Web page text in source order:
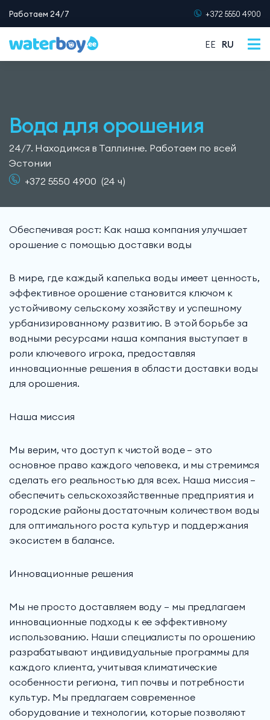
Работаем 24/7 +372 5550 4900
EE RU
Вода для орошения
24/7. Находимся в Таллинне. Работаем по всей
Эстонии
+372 5550 4900 (24 ч)
Обеспечивая рост: Как наша компания улучшает
орошение с помощью доставки воды
В мире, где каждый капелька воды имеет ценность,
эффективное орошение становится ключом к
устойчивому сельскому хозяйству и успешному
урбанизированному развитию. В этой борьбе за
водными ресурсами наша компания выступает в
роли ключевого игрока, предоставляя
инновационные решения в области доставки воды
для орошения.
Наша миссия
Мы верим, что доступ к чистой воде — это
основное право каждого человека, и мы стремимся
сделать его реальностью для всех. Наша миссия —
обеспечить сельскохозяйственные предприятия и
городские районы достаточным количеством воды
для оптимального роста культур и поддержания
экосистем в балансе.
Инновационные решения
Мы не просто доставляем воду — мы предлагаем
инновационные подходы к ее эффективному
использованию. Наши специалисты по орошению
разрабатывают индивидуальные программы для
каждого клиента, учитывая климатические
особенности региона, тип почвы и потребности
культур. Мы предлагаем современное
оборудование и технологии, которые позволяют